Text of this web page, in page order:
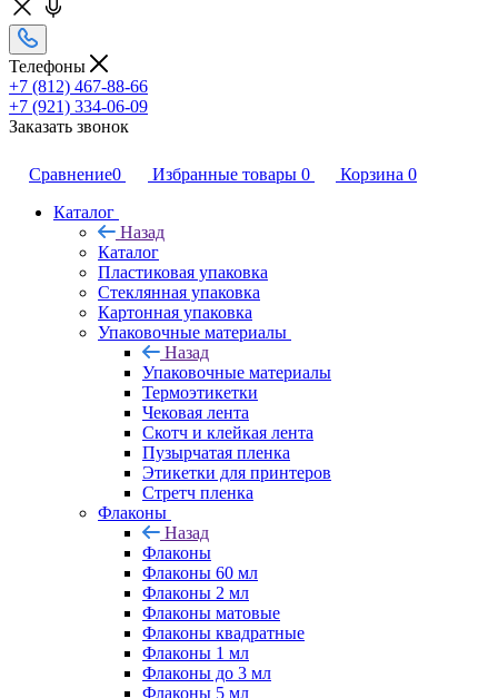
Телефоны
+7 (812) 467-88-66
+7 (921) 334-06-09
Заказать звонок
Сравнение0 Избранные товары 0 Корзина 0
Каталог
Назад
Каталог
Пластиковая упаковка
Стеклянная упаковка
Картонная упаковка
Упаковочные материалы
Назад
Упаковочные материалы
Термоэтикетки
Чековая лента
Скотч и клейкая лента
Пузырчатая пленка
Этикетки для принтеров
Стретч пленка
Флаконы
Назад
Флаконы
Флаконы 60 мл
Флаконы 2 мл
Флаконы матовые
Флаконы квадратные
Флаконы 1 мл
Флаконы до 3 мл
Флаконы 5 мл